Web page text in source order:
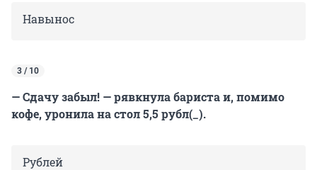
Навынос
3 / 10
— Сдачу забыл! — рявкнула бариста и, помимо
кофе, уронила на стол 5,5 рубл(_).
Рублей